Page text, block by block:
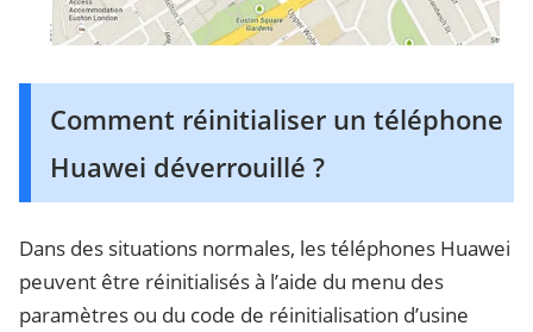
Comment réinitialiser un téléphone
Huawei déverrouillé ?
Dans des situations normales, les téléphones Huawei
peuvent être réinitialisés à l’aide du menu des
paramètres ou du code de réinitialisation d’usine